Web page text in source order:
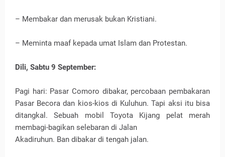
– Membakar dan merusak bukan Kristiani.
– Meminta maaf kepada umat Islam dan Protestan.
Dili, Sabtu 9 September:
Pagi hari: Pasar Comoro dibakar, percobaan pembakaran
Pasar Becora dan kios-kios di Kuluhun. Tapi aksi itu bisa
ditangkal. Sebuah mobil Toyota Kijang pelat merah
membagi-bagikan selebaran di Jalan
Akadiruhun. Ban dibakar di tengah jalan.